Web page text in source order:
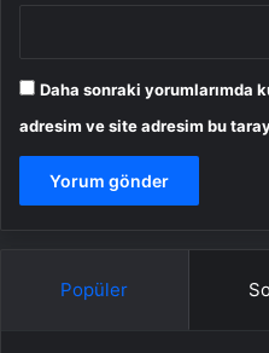
Daha sonraki yorumlarımda
adresim ve site adresim bu
Popüler